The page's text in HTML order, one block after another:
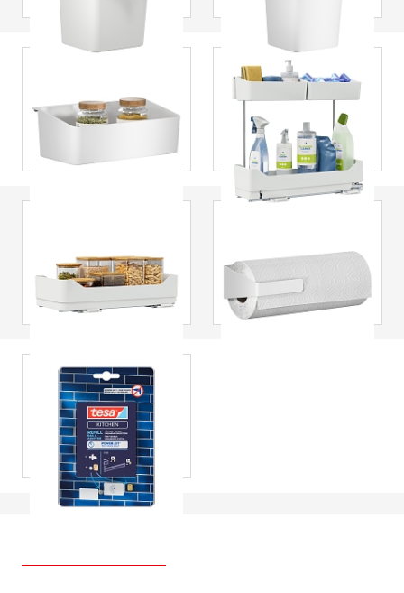
Accessory Box Set
tesa® Tiroir
latéral pour la
cuisine
télescopique
inférieur pour la
cuisine
de cuisine Support
pour essuie-tout
tesa® Recharge
Power.Kit® pour
ensembles
d'organisateurs de
cuisine - Rail et
adaptateur